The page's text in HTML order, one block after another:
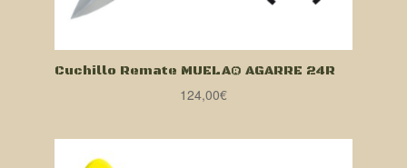
Cuchillo Remate MUELA® AGARRE 24R
124,00€